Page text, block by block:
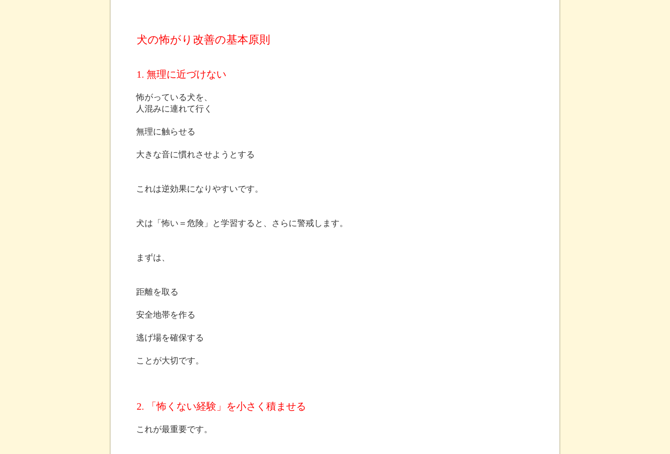
犬の怖がり改善の基本原則
1. 無理に近づけない
怖がっている犬を、
人混みに連れて行く
無理に触らせる
大きな音に慣れさせようとする
これは逆効果になりやすいです。
犬は「怖い＝危険」と学習すると、さらに警戒します。
まずは、
距離を取る
安全地帯を作る
逃げ場を確保する
ことが大切です。
2. 「怖くない経験」を小さく積ませる
これが最重要です。